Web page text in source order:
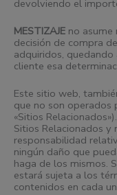
devolviendo el
MESTIZAJE no asume
decisión de compra
adquiridos,
cliente esa
Este sitio web,
que no son operados
«Sitios
Sitios Relacionados
responsabilidad
ningún daño que
haga de los mismos.
estará sujeta a los
contenidos en cada